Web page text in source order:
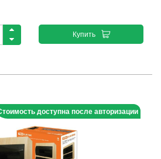
Купить
доступна после авторизации